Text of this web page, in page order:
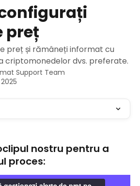
preț
preț și rămâneți informat cu
criptomonedelor dvs. preferate.
Support Team
nostru pentru a
proces: